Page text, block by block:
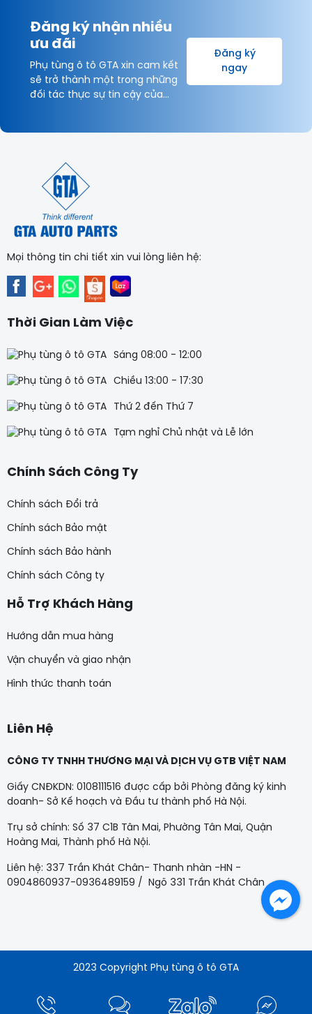
Đăng ký nhận nhiều
ưu đãi
Phụ tùng ô tô GTA xin cam kết
sẽ trở thành một trong những
đối tác thực sự tin cậy của
Đăng ký
ngay
Mọi thông tin chi tiết xin vui lòng liên hệ:
Thời Gian Làm Việc
Sáng 08:00 - 12:00
Chiều 13:00 - 17:30
Thứ 2 đến Thứ 7
Tạm nghỉ Chủ nhật và Lễ lớn
Chính Sách Công Ty
Chính sách Đổi trả
Chính sách Bảo mật
Chính sách Bảo hành
Chính sách Công ty
Hỗ Trợ Khách Hàng
Hướng dẫn mua hàng
Vận chuyển và giao nhận
Hình thức thanh toán
Liên Hệ
CÔNG TY TNHH THƯƠNG MẠI VÀ DỊCH VỤ GTB VIỆT NAM
Giấy CNĐKDN: 0108111516 được cấp bởi Phòng đăng ký kinh
doanh- Sở Kế hoạch và Đầu tư thành phố Hà Nội.
Trụ sở chính: Số 37 C1B Tân Mai, Phường Tân Mai, Quận
Hoàng Mai, Thành phố Hà Nội.
Liên hệ: 337 Trần Khát Chân- Thanh nhàn -HN -
0904860937-0936489159 / Ngõ 331 Trần Khát Chân
2023 Copyright Phụ tùng ô tô GTA
Facebook